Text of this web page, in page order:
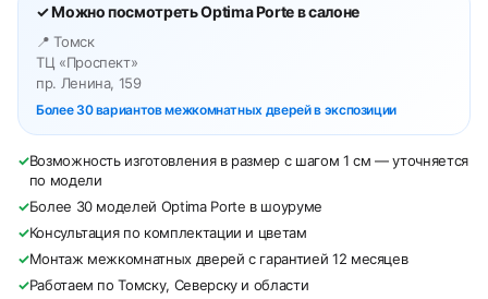
✓ Можно посмотреть Optima Porte в салоне
📍 Томск
ТЦ «Проспект»
пр. Ленина, 159
Более 30 вариантов межкомнатных дверей в экспозиции
✓Возможность изготовления в размер с шагом 1 см — уточняется
по модели
✓Более 30 моделей Optima Porte в шоуруме
✓Консультация по комплектации и цветам
✓Монтаж межкомнатных дверей с гарантией 12 месяцев
✓Работаем по Томску, Северску и области